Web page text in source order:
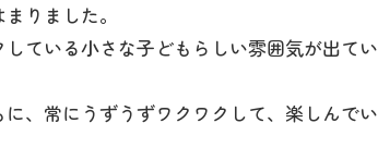
りました。
ている小さな子どもらしい雰囲気が出てい
、常にうずうずワクワクして、楽しんでい